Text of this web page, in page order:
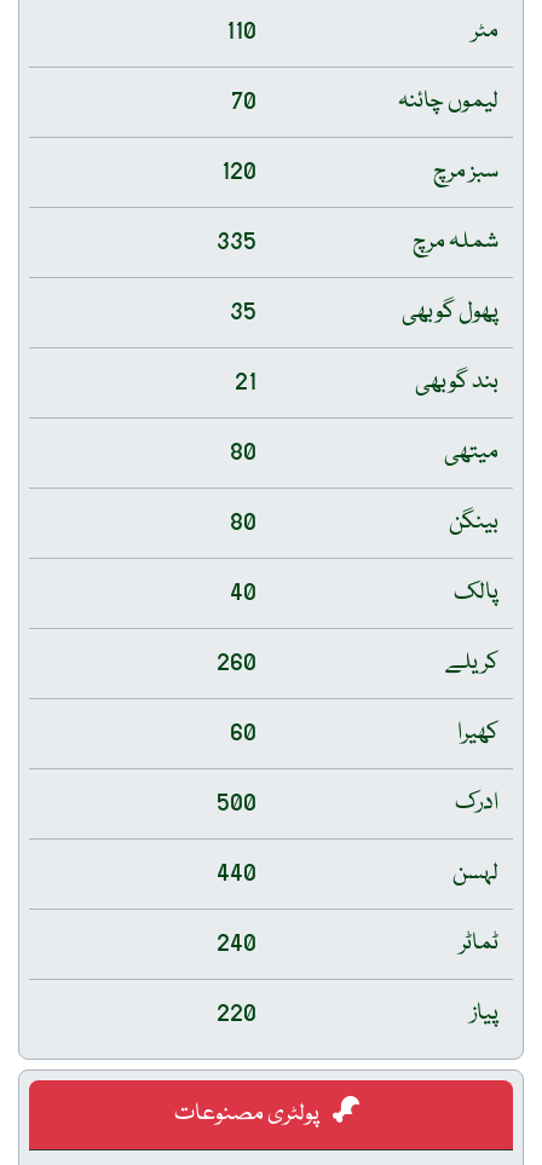
مٹر
110
لیموں چائنہ
70
سبز مرچ
120
شملہ مرچ
335
پھول گوبھی
35
بند گوبھی
21
میتھی
80
بینگن
80
پالک
40
کریلے
260
کھیرا
60
ادرک
500
لہسن
440
ٹماٹر
240
پیاز
220
پولٹری مصنوعات